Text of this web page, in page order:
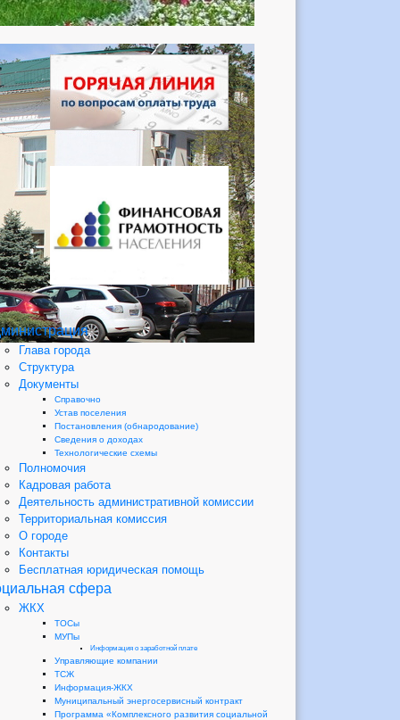
Глава города
Структура
Документы
Справочно
Устав поселения
Постановления (обнародование)
Сведения о доходах
Технологические схемы
Полномочия
Кадровая работа
Деятельность административной комиссии
Территориальная комиссия
О городе
Контакты
Бесплатная юридическая помощь
сфера
ЖКХ
ТОСы
МУПы
Информация о заработной плате
Управляющие компании
ТСЖ
Информация-ЖКХ
Муниципальный энергосервисный контракт
Программа «Комплексного развития социальной